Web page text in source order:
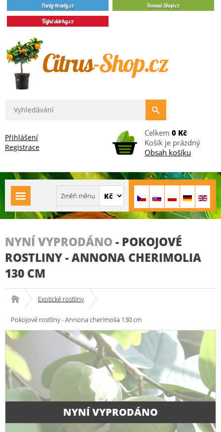
Přihlášení
Registrace
Celkem 0 Kč
Košík je prázdný
Obsah košíku
NYNÍ VYPRODÁNO - POKOJOVÉ
ROSTLINY - ANNONA CHERIMOLIA
130 CM
Exotické rostliny
Pokojové rostliny - Annona cherimolia 130 cm
NYNÍ VYPRODÁNO